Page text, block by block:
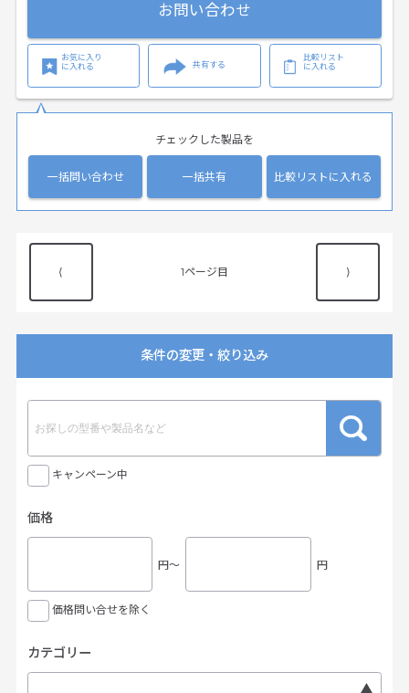
お問い合わせ
お気に入り
に入れる
共有する
比較リスト
に入れる
チェックした製品を
一括問い合わせ 一括共有 比較リストに入れる
⟨ 1 ⟩
条件の変更・絞り込み
キャンペーン中
価格
円〜 円
価格問い合せを除く
カテゴリー